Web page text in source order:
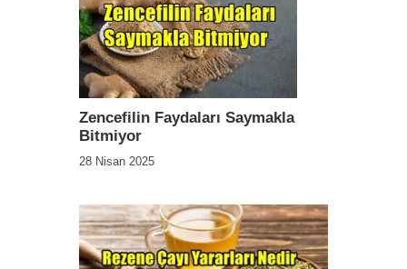
Zencefilin Faydaları Saymakla
Bitmiyor
28 Nisan 2025